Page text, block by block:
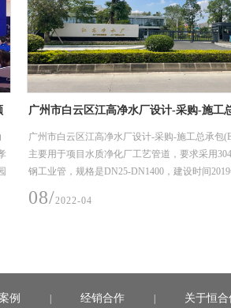
热烈祝贺楚能新能源（孝感）锂电池
道系统产品
6月28日，楚能新能源孝感锂电池产业园项
在孝感市临空经济区隆重举行，孝感市委
感市委、市政府讲话，并宣布楚能新能源
03/2023-07
例 | 经销合作 | 关于恒合